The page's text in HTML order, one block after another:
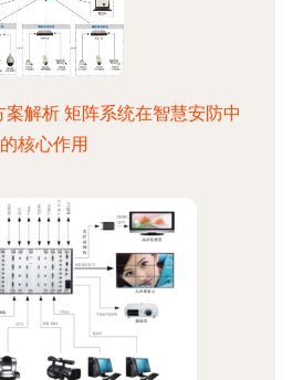
解析 矩阵系统在智慧安防中
的核心作用